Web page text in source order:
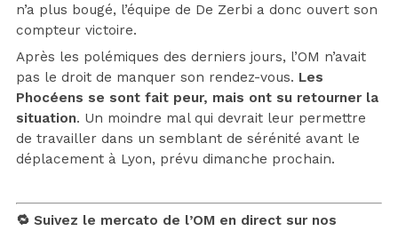
n’a plus bougé, l’équipe de De Zerbi a donc ouvert son
compteur victoire.
Après les polémiques des derniers jours, l’OM n’avait
pas le droit de manquer son rendez-vous. Les
Phocéens se sont fait peur, mais ont su retourner la
situation. Un moindre mal qui devrait leur permettre
de travailler dans un semblant de sérénité avant le
déplacement à Lyon, prévu dimanche prochain.
🔁 Suivez le mercato de l’OM en direct sur nos